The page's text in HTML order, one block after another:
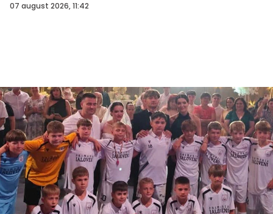
07 august 2026, 11:42